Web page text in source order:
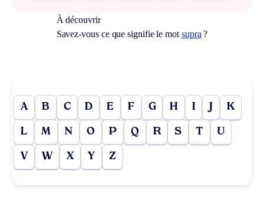
À découvrir
Savez-vous ce que signifie le mot supra ?
A B C D E F G H I J K
L M N O P Q R S T U
V W X Y Z